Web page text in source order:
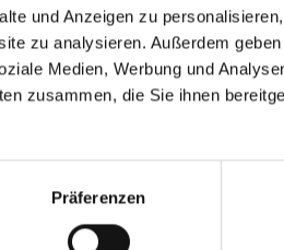
und Anzeigen zu
zu analysieren. Außerdem
Medien, Werbung und
zusammen, die Sie ihnen
Präferenzen
(211.004)
(211.006)